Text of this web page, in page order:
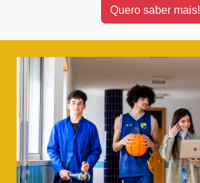
Quero saber mais!